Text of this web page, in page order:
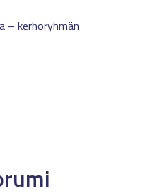
– kerhoryhmän